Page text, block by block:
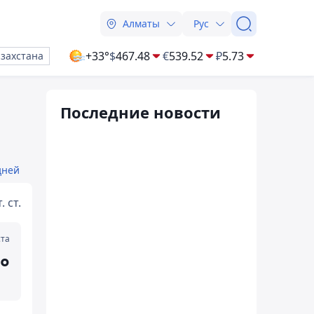
Алматы Рус
+33°$467.48 €539.52 ₽5.73
ст.
Последние новости